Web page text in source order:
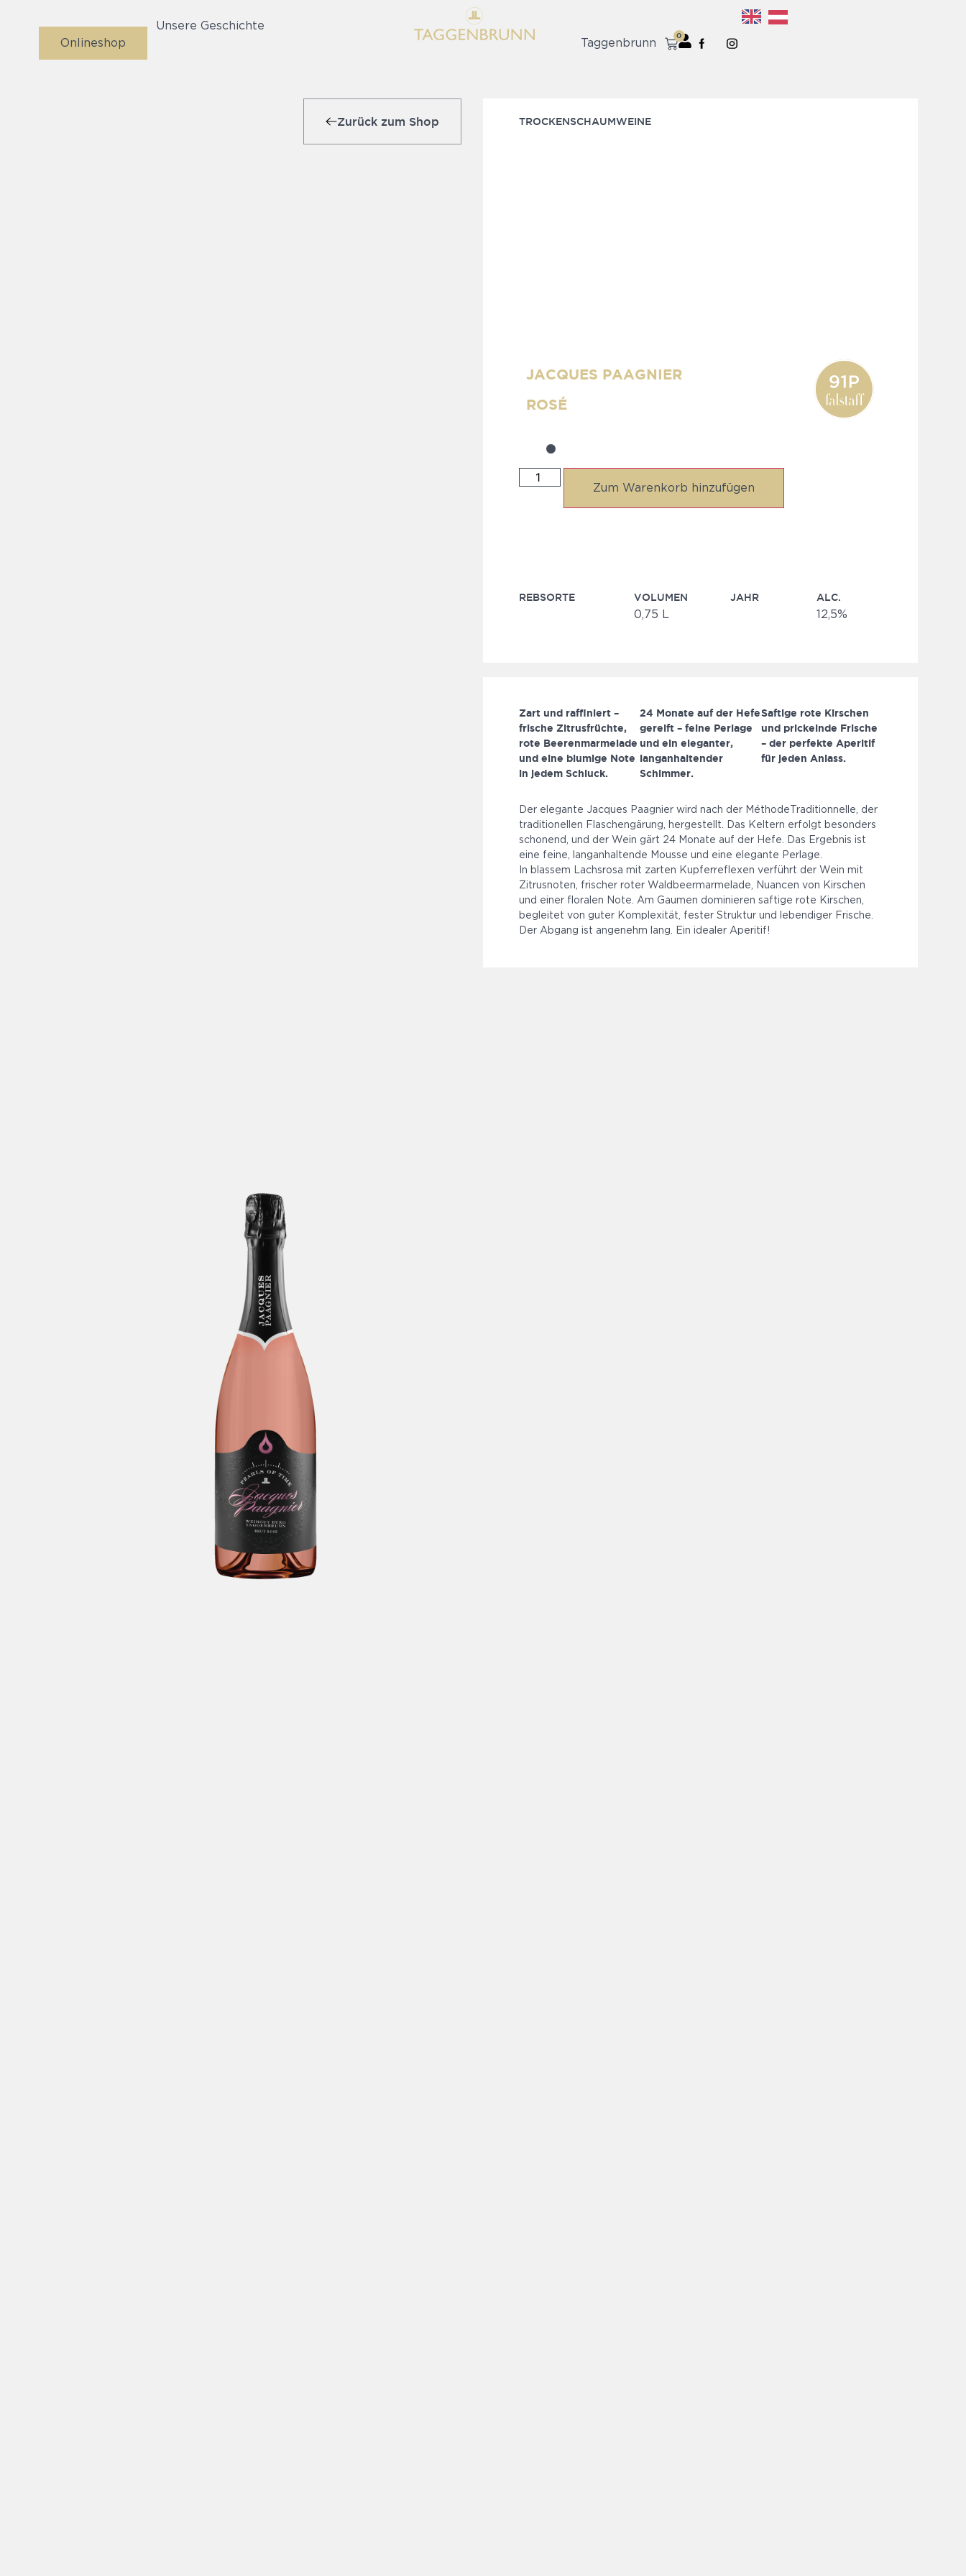
Onlineshop
Unsere Geschichte
Taggenbrunn
0
Zurück zum Shop TROCKENSCHAUMWEINE
JACQUES PAAGNIER
ROSÉ
Zum Warenkorb hinzufügen
REBSORTE
VOLUMEN
0,75 L
JAHR
ALC.
12,5%
Zart und raffiniert –
frische Zitrusfrüchte,
rote Beerenmarmelade
und eine blumige Note
in jedem Schluck.
24 Monate auf der Hefe
gereift – feine Perlage
und ein eleganter,
langanhaltender
Schimmer.
Saftige rote Kirschen
und prickelnde Frische
– der perfekte Aperitif
für jeden Anlass.
Der elegante Jacques Paagnier wird nach der MéthodeTraditionnelle, der
traditionellen Flaschengärung, hergestellt. Das Keltern erfolgt besonders
schonend, und der Wein gärt 24 Monate auf der Hefe. Das Ergebnis ist
eine feine, langanhaltende Mousse und eine elegante Perlage.
In blassem Lachsrosa mit zarten Kupferreflexen verführt der Wein mit
Zitrusnoten, frischer roter Waldbeermarmelade, Nuancen von Kirschen
und einer floralen Note. Am Gaumen dominieren saftige rote Kirschen,
begleitet von guter Komplexität, fester Struktur und lebendiger Frische.
Der Abgang ist angenehm lang. Ein idealer Aperitif!